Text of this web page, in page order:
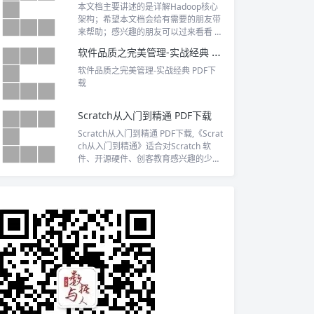
本文档主要讲述的是详解Hadoop核心
架构；希望本文档会给有需要的朋友带
来帮助；感兴趣的朋友可以过来看看 下
软件品质之完美管理-实战经典 PDF下载
软件品质之完美管理-实战经典 PDF下
载
Scratch从入门到精通 PDF下载
Scratch从入门到精通 PDF下载,《Scrat
ch从入门到精通》适合对Scratch 软
件、开源硬件、创客教育感兴趣的少年